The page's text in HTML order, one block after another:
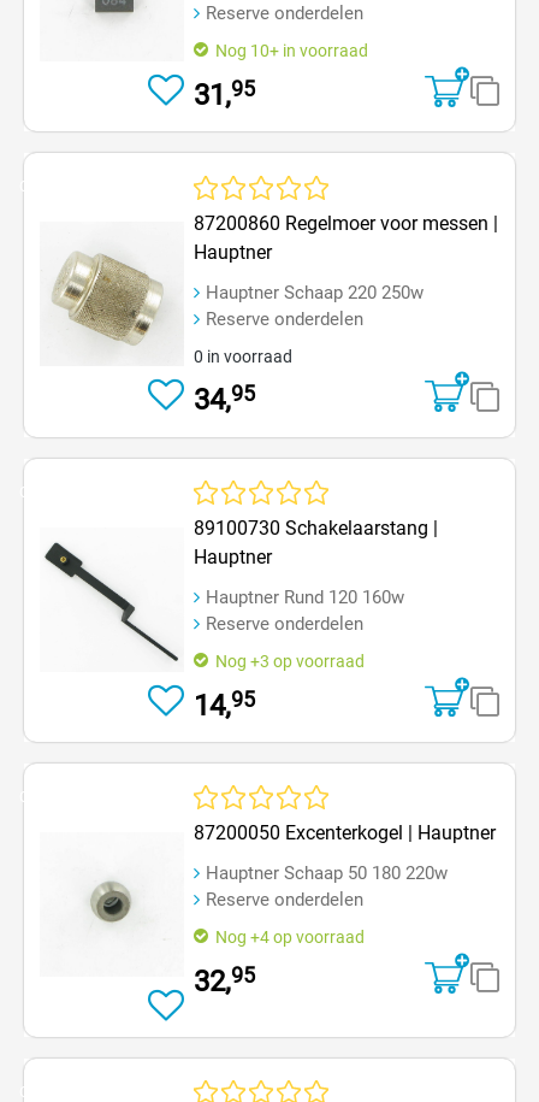
Reserve onderdelen
Nog 10+ in voorraad
31,95
Op=Op
87200860 Regelmoer voor messen |
Hauptner
Hauptner Schaap 220 250w
Reserve onderdelen
0 in voorraad
34,95
Op=Op
89100730 Schakelaarstang |
Hauptner
Hauptner Rund 120 160w
Reserve onderdelen
Nog +3 op voorraad
14,95
Op=Op
Gemiddelde waardering van 0 van 5 sterren
87200050 Excenterkogel | Hauptner
Hauptner Schaap 50 180 220w
Reserve onderdelen
Nog +4 op voorraad
32,95
Op=Op